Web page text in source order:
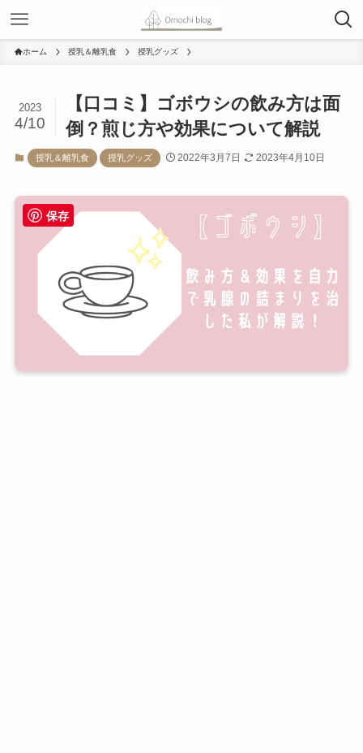
ホーム 授乳＆離乳食 授乳グッズ
【口コミ】ゴボウシの飲み方は面
倒？煎じ方や効果について解説
2023
4/10
授乳＆離乳食 授乳グッズ 2022年3月7日 2023年4月10日
保存